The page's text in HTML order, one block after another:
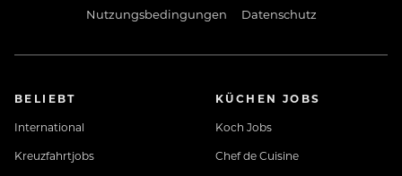
Deine Vorteile:
Sicherer Arbeitsplatz in einem familiengeführten
Unternehmen mit vielseitigen Arbeitsbereichen
Nutzungsbedingungen
Datenschutz
BELIEBT
International
Kreuzfahrtjobs
KÜCHEN JOBS
Koch Jobs
Chef de Cuisine